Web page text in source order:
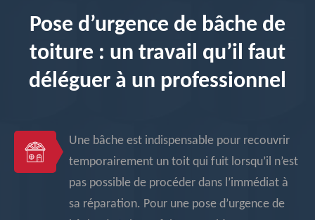
Pose d’urgence de bâche de
toiture : un travail qu’il faut
déléguer à un professionnel
Une bâche est indispensable pour recouvrir
temporairement un toit qui fuit lorsqu’il n’est
pas possible de procéder dans l’immédiat à
sa réparation. Pour une pose d’urgence de